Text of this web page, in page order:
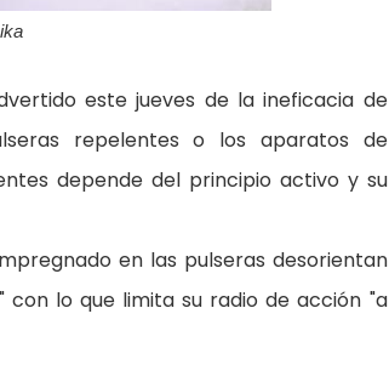
este jueves de la ineficacia de
repelentes o los aparatos de
depende del principio activo y su
en las pulseras desorientan
con lo que limita su radio de acción "a